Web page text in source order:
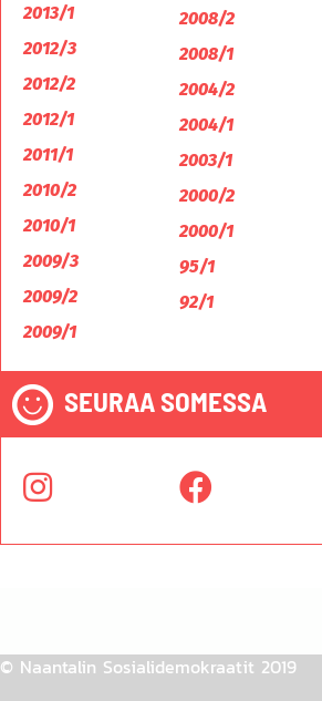
2013/1
2012/3
2012/2
2012/1
2011/1
2010/2
2010/1
2009/3
2009/2
2009/1
2008/2
2008/1
2004/2
2004/1
2003/1
2000/2
2000/1
95/1
92/1
SEURAA SOMESSA
© Naantalin Sosialidemokraatit 2019